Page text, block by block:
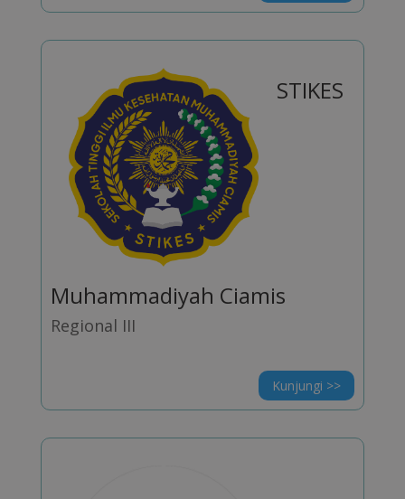
STIKES
Muhammadiyah Ciamis
Regional III
Kunjungi >>